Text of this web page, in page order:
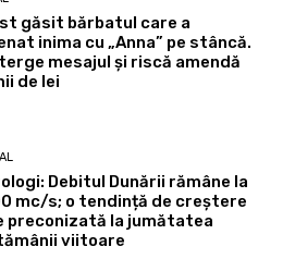
găsit bărbatul care a
inima cu „Anna” pe stâncă.
mesajul și riscă amendă
de lei
Debitul Dunării rămâne la
mc/s; o tendință de creștere
preconizată la jumătatea
viitoare